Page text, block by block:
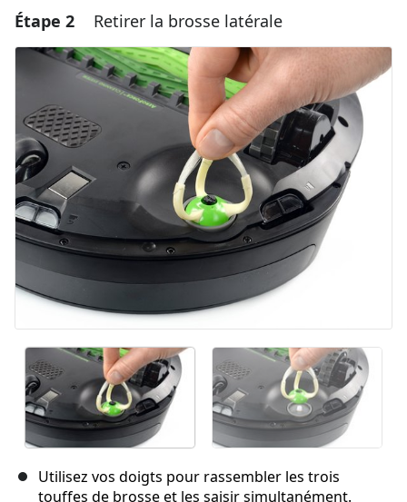
Étape 2 Retirer la brosse latérale
Utilisez vos doigts pour rassembler les trois
touffes de brosse et les saisir simultanément.